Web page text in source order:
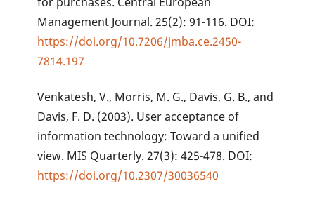
Management Journal. 25(2): 91-116. DOI:
https://doi.org/10.7206/jmba.ce.2450-
7814.197
Venkatesh, V., Morris, M. G., Davis, G. B., and
Davis, F. D. (2003). User acceptance of
information technology: Toward a unified
view. MIS Quarterly. 27(3): 425-478. DOI:
https://doi.org/10.2307/30036540